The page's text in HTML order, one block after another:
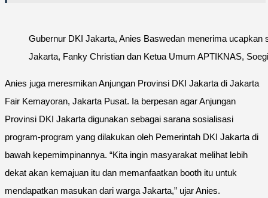
Gubernur DKI Jakarta, Anies Baswedan menerima
Jakarta, Fanky Christian dan Ketua Umum APTIKNAS,
Anies juga meresmikan Anjungan Provinsi DKI Jakarta di Jakarta
Fair Kemayoran, Jakarta Pusat. Ia berpesan agar Anjungan
Provinsi DKI Jakarta digunakan sebagai sarana sosialisasi
program-program yang dilakukan oleh Pemerintah DKI Jakarta di
bawah kepemimpinannya. “Kita ingin masyarakat melihat lebih
dekat akan kemajuan itu dan memanfaatkan booth itu untuk
mendapatkan masukan dari warga Jakarta,” ujar Anies.